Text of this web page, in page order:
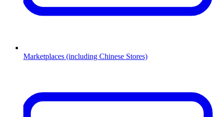
Marketplaces (including Chinese Stores)